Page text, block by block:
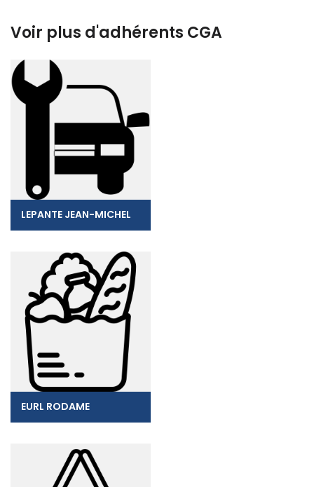
Voir plus d'adhérents CGA
LEPANTE JEAN-MICHEL
EURL RODAME